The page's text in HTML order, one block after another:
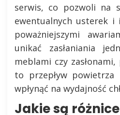
serwis, co pozwoli na
ewentualnych usterek i
poważniejszymi
unikać zasłaniania
meblami czy
to przepływ powietrza
wpłynąć na wydajność
Jakie są